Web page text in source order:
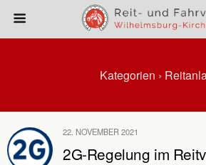
Kategorien ›
22. NOVEMBER 2021
2G-Regelung im